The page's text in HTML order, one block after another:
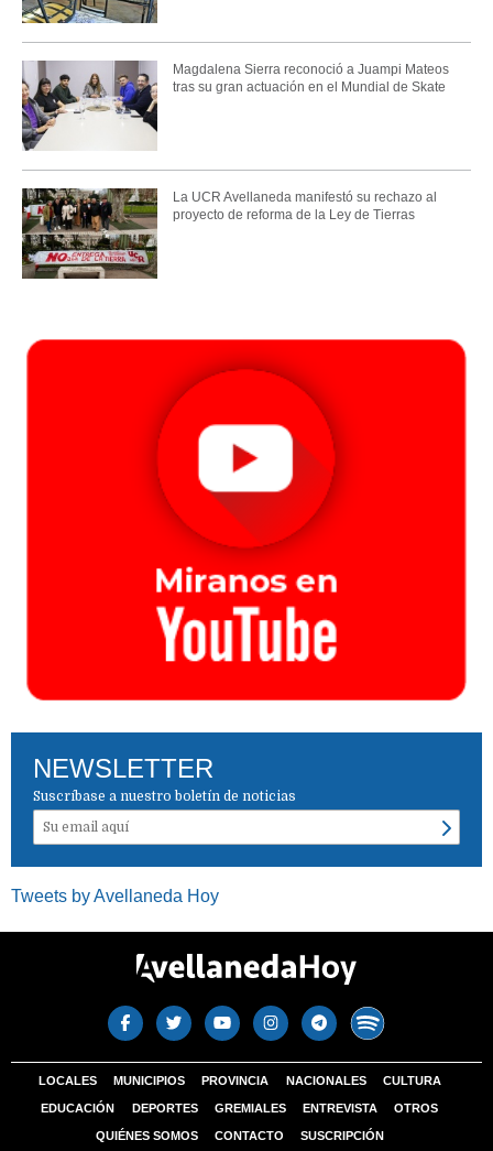
Magdalena Sierra reconoció a Juampi Mateos
tras su gran actuación en el Mundial de Skate
La UCR Avellaneda manifestó su rechazo al
proyecto de reforma de la Ley de Tierras
NEWSLETTER
Suscríbase a nuestro boletín de noticias
Tweets by Avellaneda Hoy
LOCALES MUNICIPIOS PROVINCIA NACIONALES CULTURA
EDUCACIÓN DEPORTES GREMIALES ENTREVISTA OTROS
QUIÉNES SOMOS CONTACTO SUSCRIPCIÓN